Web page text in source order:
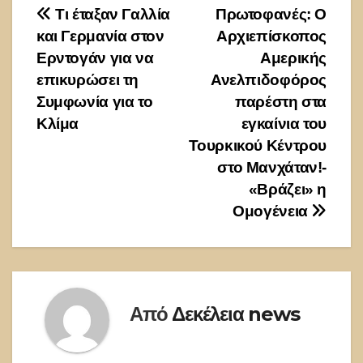
Πλοήγηση
άρθρων
Πρωτοφανές: Ο
Αρχιεπίσκοπος
Αμερικής
Ανελπιδοφόρος
παρέστη στα
εγκαίνια του
Τουρκικού Κέντρου
στο Μανχάταν!-
«Βράζει» η
Ομογένεια
Τι έταξαν Γαλλία
και Γερμανία στον
Ερντογάν για να
επικυρώσει τη
Συμφωνία για το
Κλίμα
Από Δεκέλεια news